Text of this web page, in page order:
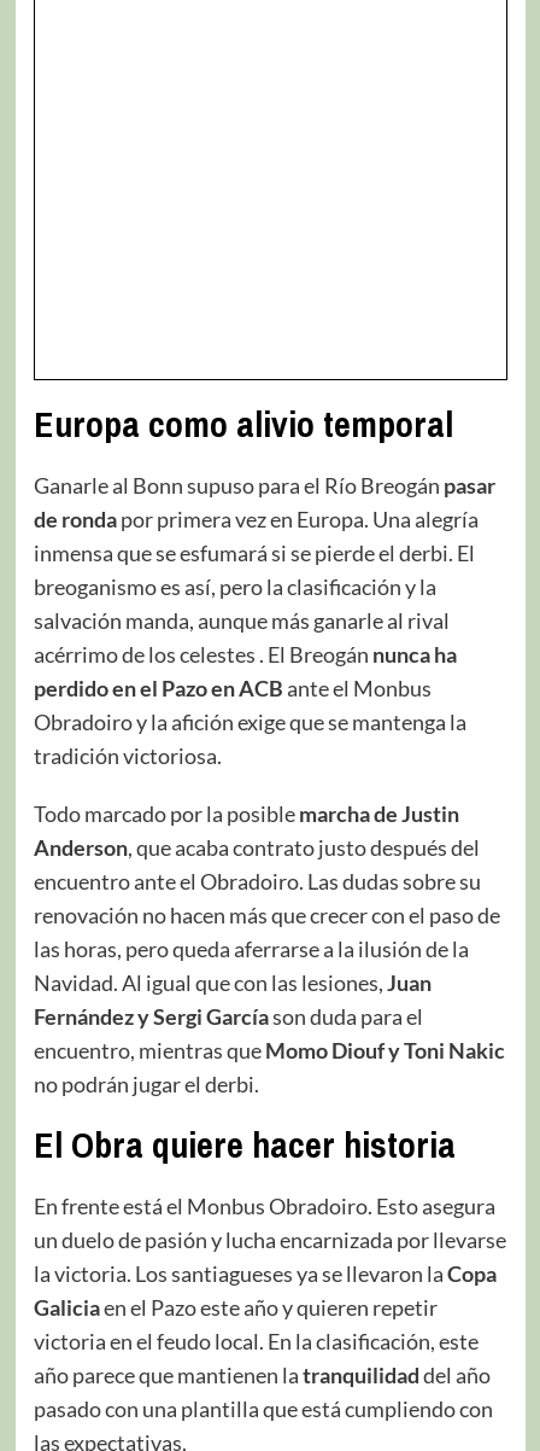
Europa como alivio temporal
Ganarle al Bonn supuso para el Río Breogán pasar
de rondapor primera vez en Europa. Una alegría
inmensa que se esfumará si se pierde el derbi. El
breoganismo es así, pero la clasificación y la
salvación manda, aunque más ganarle al rival
acérrimo de los celestes . El Breogán nunca ha
perdido en el Pazo en ACBante el Monbus
Obradoiro y la afición exige que se mantenga la
tradición victoriosa.
Todo marcado por la posiblemarcha de Justin
Anderson, que acaba contrato justo después del
encuentro ante el Obradoiro. Las dudas sobre su
renovación no hacen más que crecer con el paso de
las horas, pero queda aferrarse a la ilusión de la
Navidad. Al igual que con las lesiones,Juan
Fernández y Sergi Garcíason duda para el
encuentro, mientras queMomo Diouf y Toni Nakic
no podrán jugar el derbi.
El Obra quiere hacer historia
En frente está el Monbus Obradoiro. Esto asegura
un duelo de pasión y lucha encarnizada por llevarse
la victoria. Los santiagueses ya se llevaron laCopa
Galiciaen el Pazo este año y quieren repetir
victoria en el feudo local. En la clasificación, este
año parece que mantienen latranquilidaddel año
pasado con una plantilla que está cumpliendo con
las expectativas.